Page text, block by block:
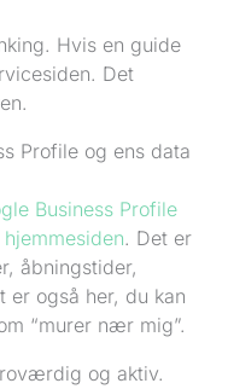
Hvis en guide
Det
Profile og ens data
Business Profile
hjemmesiden. Det er
åbningstider,
er også her, du kan
“murer nær mig”.
og aktiv.